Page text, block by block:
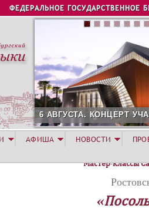
to navigation
ФЕДЕРАЛЬНОЕ ГОСУДАРСТВЕННОЕ
6 АВГУСТА. КОНЦЕРТ
Мастер-классы
АФИША НОВОСТИ